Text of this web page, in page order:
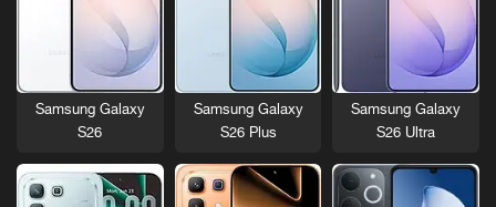
Samsung Galaxy
S26 Ultra
Samsung Galaxy
S26 Plus
Samsung Galaxy
S26